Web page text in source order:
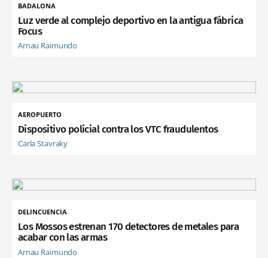
BADALONA
Luz verde al complejo deportivo en la antigua fábrica
Focus
Arnau Raimundo
AEROPUERTO
Dispositivo policial contra los VTC fraudulentos
Carla Stavraky
DELINCUENCIA
Los Mossos estrenan 170 detectores de metales para
acabar con las armas
Arnau Raimundo